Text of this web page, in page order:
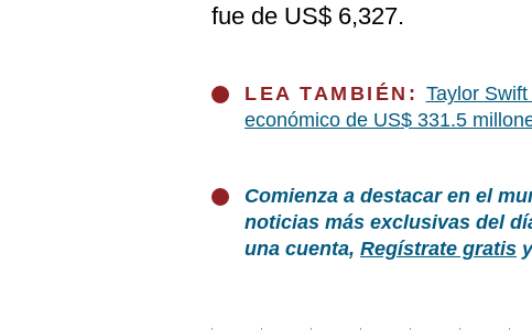
fue de US$ 6,327.
LEA TAMBIÉN: Taylor
económico de US$ 331.5
Comienza a destacar en el
noticias más exclusivas del
una cuenta, Regístrate gratis